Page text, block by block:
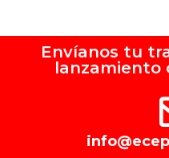
Envíanos tu
lanzamiento